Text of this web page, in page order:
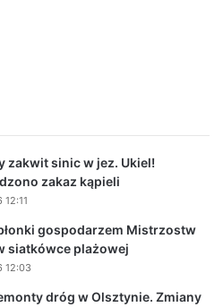
zakwit sinic w jez. Ukiel!
zakaz kąpieli
gospodarzem Mistrzostw
siatkówce plażowej
12:03
dróg w Olsztynie. Zmiany